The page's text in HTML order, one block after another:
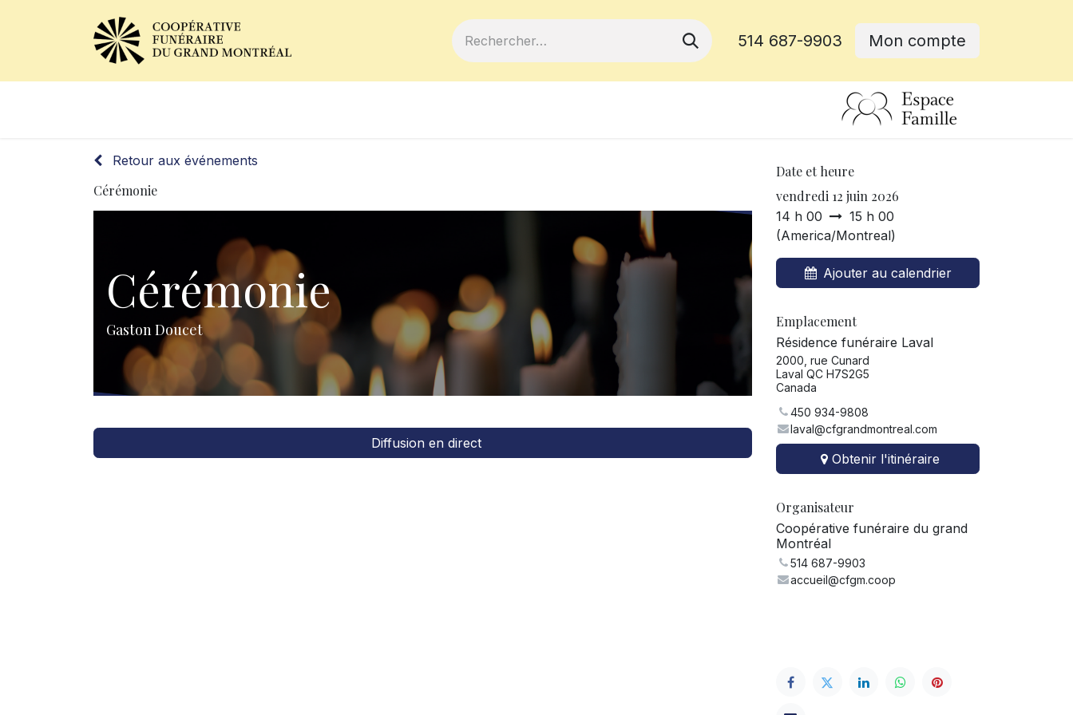
514 687-9903 Mon compte
Retour aux événements
Cérémonie
Cérémonie
Gaston Doucet
Diffusion en direct
Date et heure
vendredi 12 juin 2026
14 h 00
15 h 00
(America/Montreal)
Ajouter au calendrier
Emplacement
Résidence funéraire Laval
2000, rue Cunard
Laval QC H7S2G5
Canada
450 934-9808
laval@cfgrandmontreal.com
Obtenir l'itinéraire
Organisateur
Coopérative funéraire du grand
Montréal
514 687-9903
accueil@cfgm.coop